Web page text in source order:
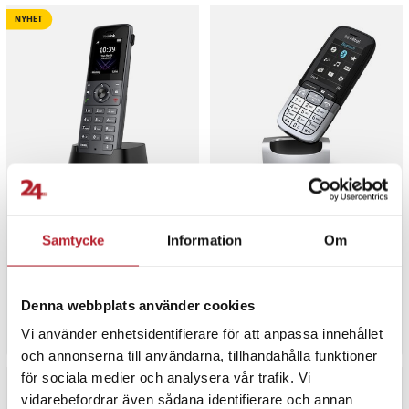
Samtycke Information Om
Denna webbplats använder cookies
Vi använder enhetsidentifierare för att anpassa innehållet
och annonserna till användarna, tillhandahålla funktioner
för sociala medier och analysera vår trafik. Vi
vidarebefordrar även sådana identifierare och annan
NYHET
Sista exemplaret
Köp
Varan finns i vårt fjärrlager,
Köp